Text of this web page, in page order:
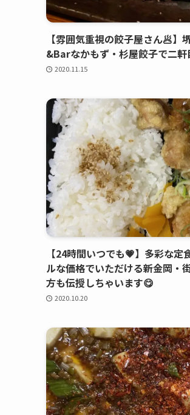
【雰囲気重視の餃子屋さん🥟】
&Barなかもず・杉屋餃子で二軒
2020.11.15
【24時間いつでも💗】多彩な
ルな価格でいただける新金岡・
方も伝授しちゃいます😋
2020.10.20